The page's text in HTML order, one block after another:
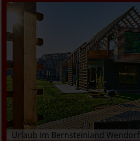
Urlaub im Bernsteinland Wendorf